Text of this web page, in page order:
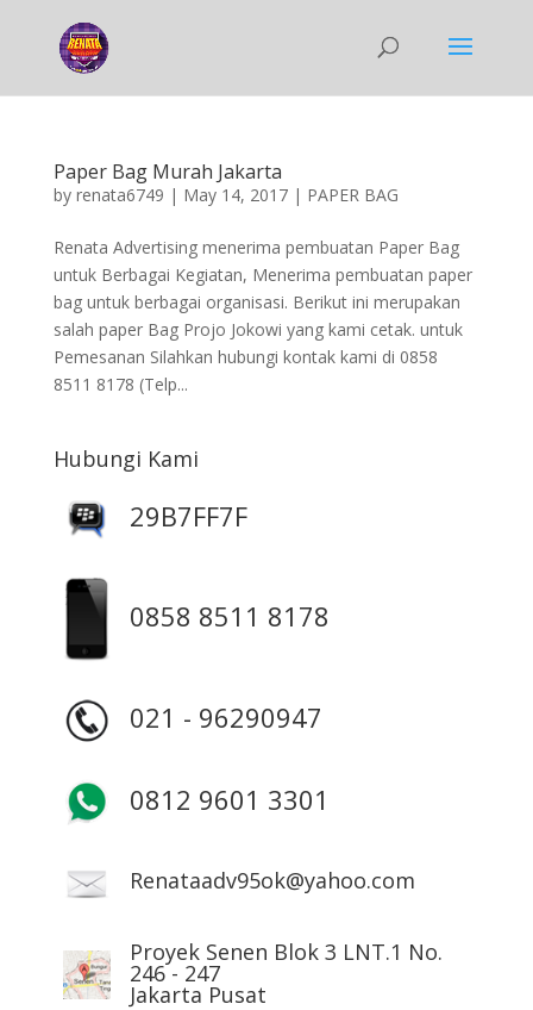
Paper Bag Murah Jakarta
by renata6749 | May 14, 2017| PAPER BAG
Renata Advertising menerima pembuatan Paper Bag
untuk Berbagai Kegiatan, Menerima pembuatan paper
bag untuk berbagai organisasi. Berikut ini merupakan
salah paper Bag Projo Jokowi yang kami cetak. untuk
Pemesanan Silahkan hubungi kontak kami di 0858
8511 8178 (Telp...
Hubungi Kami
29B7FF7F
0858 8511 8178
021 - 96290947
0812 9601 3301
Renataadv95ok@yahoo.com
Proyek Senen Blok 3 LNT.1 No.
246 - 247
Jakarta Pusat